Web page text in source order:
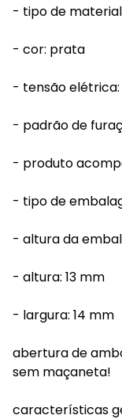
- tipo de
- cor: prata
- tensão elétrica:
- padrão de
- produto
- tipo de
- altura da
- altura: 13 mm
- largura: 14 mm
abertura de
sem maçaneta!
características